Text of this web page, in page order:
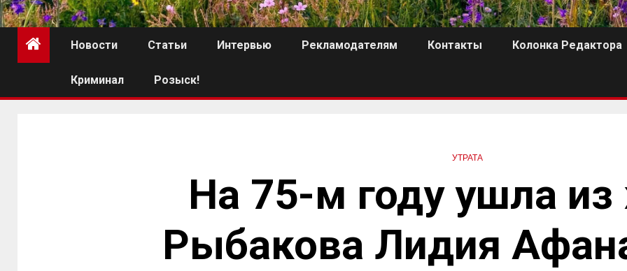
Новости Статьи Интервью Рекламодателям Контакты Колонка Редактора
Криминал Розыск!
УТРАТА
На 75-м году ушла
Рыбакова Лидия